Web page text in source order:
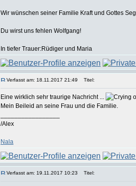
Wir wünschen seiner Familie Kraft und Gottes
Du wirst uns fehlen Wolfgang!
In tiefer Trauer:Rüdiger und Maria
Verfasst am: 18.11.2017 21:49 Titel:
Eine wirklich sehr traurige Nachricht ...
Mein Beileid an seine Frau und die Familie.
/Alex
Nala
Verfasst am: 19.11.2017 10:23 Titel: